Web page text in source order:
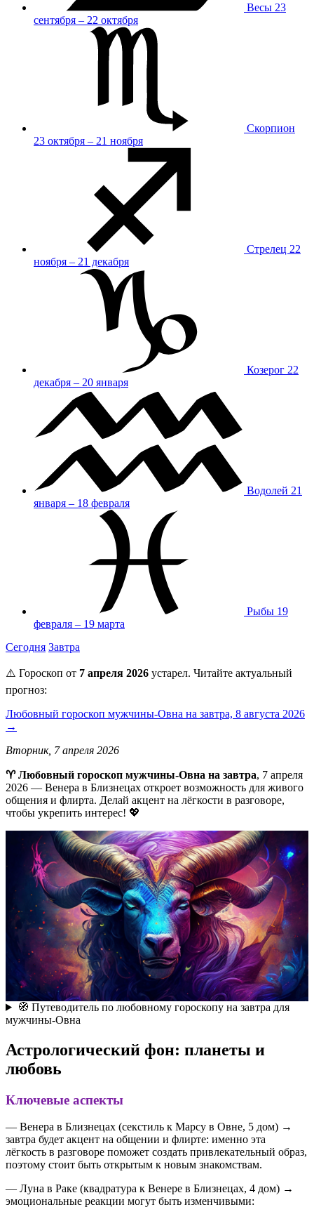
Весы 23
сентября – 22 октября
Скорпион
23 октября – 21 ноября
Стрелец 22
ноября – 21 декабря
Козерог 22
декабря – 20 января
Водолей 21
января – 18 февраля
Рыбы 19
февраля – 19 марта
Сегодня Завтра
⚠️ Гороскоп от 7 апреля 2026 устарел. Читайте актуальный
прогноз:
Любовный гороскоп мужчины-Овна на завтра, 8 августа 2026
→
Вторник, 7 апреля 2026
♈ Любовный гороскоп мужчины-Овна на завтра, 7 апреля
2026 — Венера в Близнецах откроет возможность для живого
общения и флирта. Делай акцент на лёгкости в разговоре,
чтобы укрепить интерес! 💖
🧭 Путеводитель по любовному гороскопу на завтра для
мужчины-Овна
Астрологический фон: планеты и
любовь
Ключевые аспекты
— Венера в Близнецах (секстиль к Марсу в Овне, 5 дом) →
завтра будет акцент на общении и флирте: именно эта
лёгкость в разговоре поможет создать привлекательный образ,
поэтому стоит быть открытым к новым знакомствам.
— Луна в Раке (квадратура к Венере в Близнецах, 4 дом) →
эмоциональные реакции могут быть изменчивыми: